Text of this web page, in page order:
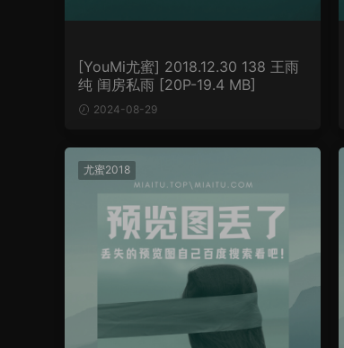
[YouMi尤蜜] 2018.12.30 138 王雨
纯 闺房私雨 [20P-19.4 MB]
2024-08-29
尤蜜2018